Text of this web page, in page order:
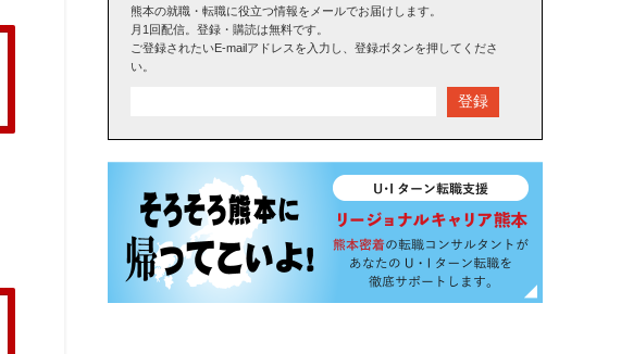
熊本の就職・転職に役立つ情報をメールでお届けします。
月1回配信。登録・購読は無料です。
ご登録されたいE-mailアドレスを入力し、登録ボタンを押してくださ
い。
登録